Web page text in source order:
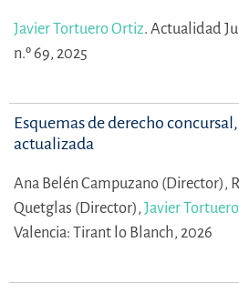
Javier Tortuero Ortiz. Actualidad
n.º 69, 2025
Esquemas de derecho concursal,
actualizada
Ana Belén Campuzano (Director),
Quetglas (Director), Javier
Valencia: Tirant lo Blanch, 2026